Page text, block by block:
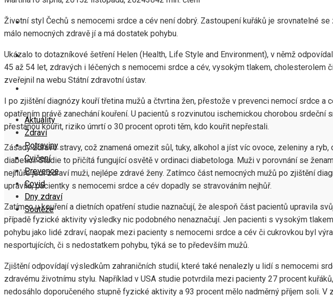
COVID
DNY ZDRAVÍ
Aktuality
Zdraví
Potraviny
Cvičení
Prevence
Covid
Dny zdraví
Soutěže
Životní styl Čechů s nemocemi srdce a cév není dobrý. Zastoupení kuřáků je srovnatelné
málo nemocných zdravě jí a má dostatek pohybu.
Ukázalo to dotazníkové šetření Helen (Health, Life Style and Environment), v němž
45 až 54 let, zdravých i léčených s nemocemi srdce a cév, vysokým tlakem, cholesterolem
zveřejnil na webu Státní zdravotní ústav.
I po zjištění diagnózy kouří třetina mužů a čtvrtina žen, přestože v prevenci nemocí srdce a
opatřením právě zanechání kouření. U pacientů s rozvinutou ischemickou chorobou srdeční
přestanou kouřit, riziko úmrtí o 30 procent oproti těm, kdo kouřit nepřestali.
Zásady zdravé stravy, což znamená omezit sůl, tuky, alkohol a jíst víc ovoce, zeleniny a ryb,
diabetici. Studie to přičítá fungující osvětě v ordinaci diabetologa. Muži v porovnání se
nejhůře jedí zdraví muži, nejlépe zdravé ženy. Zatímco část nemocných mužů po zjištění
upravila, pacientky s nemocemi srdce a cév dopadly se stravováním nejhůř.
Zatímco u kouření a dietních opatření studie naznačují, že alespoň část pacientů upravila
případě fyzické aktivity výsledky nic podobného nenaznačují. Jen pacienti s vysokým
pohybu jako lidé zdraví, naopak mezi pacienty s nemocemi srdce a cév či cukrovkou byl
nesportujících, či s nedostatkem pohybu, týká se to především mužů.
Zjištění odpovídají výsledkům zahraničních studií, které také nenalezly u lidí s nemocemi
zdravému životnímu stylu. Například v USA studie potvrdila mezi pacienty 27 procent
nedosáhlo doporučeného stupně fyzické aktivity a 93 procent mělo nadměrný příjem soli. V